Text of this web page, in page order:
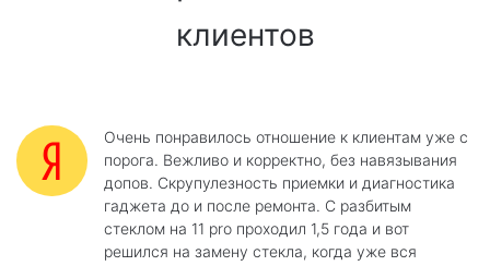
клиентов
Очень понравилось отношение к клиентам уже с
порога. Вежливо и корректно, без навязывания
допов. Скрупулезность приемки и диагностика
гаджета до и после ремонта. С разбитым
стеклом на 11 pro проходил 1,5 года и вот
решился на замену стекла, когда уже вся